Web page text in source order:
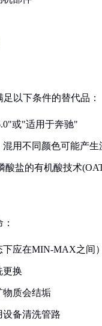
以下条件的替代品：
或"适用于奔驰"
混用不同颜色可能产生
酸盐的有机酸技术
应在MIN-MAX之间）
更换
物质会结垢
备清洗管路